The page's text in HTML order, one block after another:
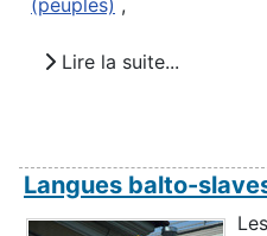
Lire la suite...
Langues balto-